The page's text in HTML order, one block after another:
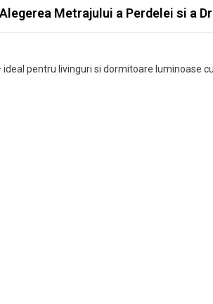
Alegerea Metrajului a Perdelei si a
pentru livinguri si dormitoare luminoase